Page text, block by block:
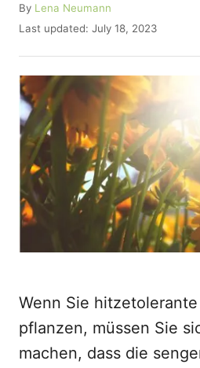
By A
u
h
o
Lena Neumann
P
s
t
e
o
n
Last updated: July 18, 2023
Wenn Sie
pflanzen, müssen Sie
machen, dass die